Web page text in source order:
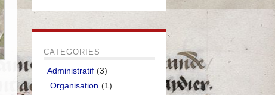
CATEGORIES
Administratif (3)
Organisation (1)